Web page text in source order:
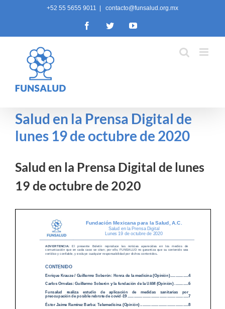
+52 55 5655 9011 contacto@funsalud.org.mx
FacebookTwitterYouTube
Salud en la Prensa Digital de
lunes 19 de octubre de 2020
Salud en la Prensa Digital de lunes
19 de octubre de 2020